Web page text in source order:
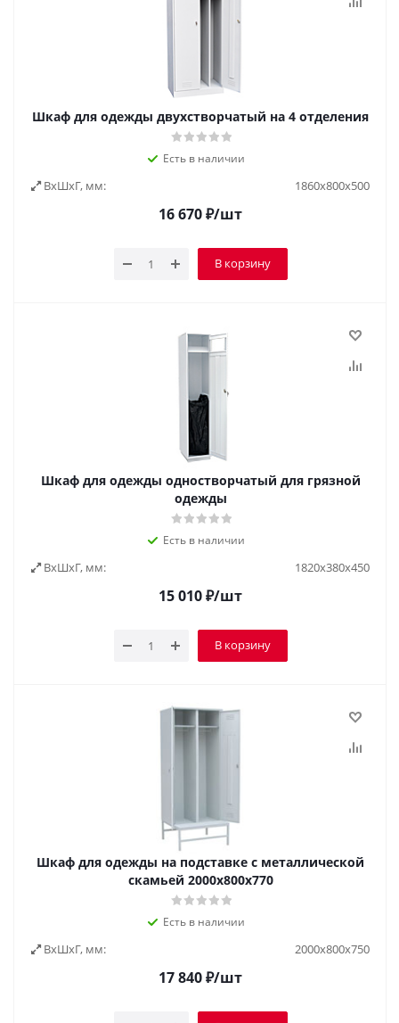
Шкаф для одежды двухстворчатый на 4 отделения
Есть в наличии
ВxШxГ, мм: 1860х800х500
16 670₽/шт
В корзину
Шкаф для одежды одностворчатый для грязной
одежды
Есть в наличии
ВxШxГ, мм: 1820х380х450
15 010₽/шт
В корзину
Шкаф для одежды на подставке с металлической
скамьей 2000x800x770
Есть в наличии
ВxШxГ, мм: 2000х800х750
17 840₽/шт